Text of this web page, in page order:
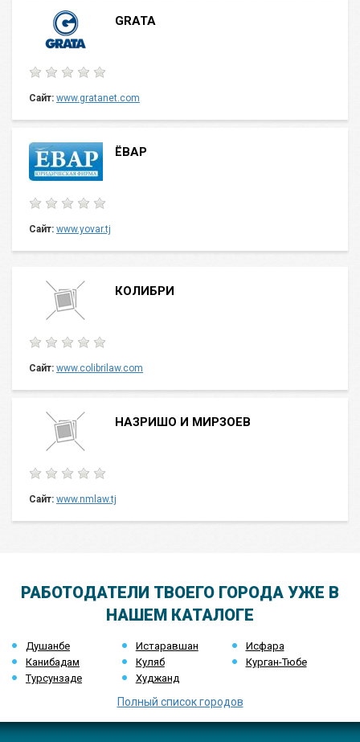
GRATA
Сайт: www.gratanet.com
ЁВАР
Сайт: www.yovar.tj
КОЛИБРИ
Сайт: www.colibrilaw.com
НАЗРИШО И МИРЗОЕВ
Сайт: www.nmlaw.tj
РАБОТОДАТЕЛИ ТВОЕГО ГОРОДА УЖЕ В
НАШЕМ КАТАЛОГЕ
Душанбе Истаравшан
Исфара
Канибадам
Куляб
Курган-Тюбе
Турсунзаде
Худжанд
Полный список городов